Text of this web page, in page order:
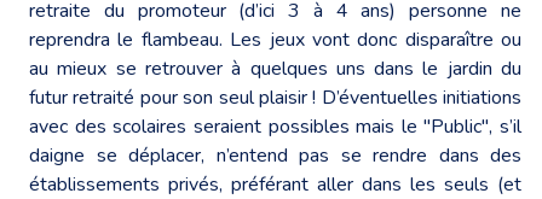
retraite du promoteur (d’ici 3 à 4 ans) personne ne
reprendra le flambeau. Les jeux vont donc disparaître ou
au mieux se retrouver à quelques uns dans le jardin du
futur retraité pour son seul plaisir ! D’éventuelles initiations
avec des scolaires seraient possibles mais le "Public", s’il
daigne se déplacer, n’entend pas se rendre dans des
établissements privés, préférant aller dans les seuls (et